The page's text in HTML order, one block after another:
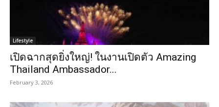
Lifestyle
เปิดฉากสุดยิ่งใหญ่! ในงานเปิดตัว Amazing
Thailand Ambassador...
February 3, 2026